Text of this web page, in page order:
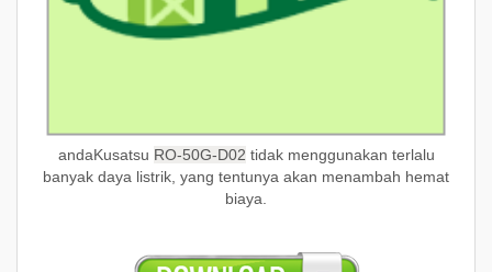
andaKusatsu RO-50G-D02 tidak menggunakan terlalu
banyak daya listrik, yang tentunya akan menambah hemat
biaya.